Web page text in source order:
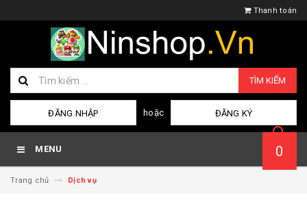
Thanh toán
TÌM KIẾM
ĐĂNG NHẬP hoặc ĐĂNG KÝ
MENU 0
Trang chủ Dịch vụ